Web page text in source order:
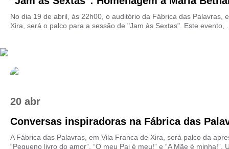
No dia 19 de abril, às 22h00, o auditório da Fábrica das Palavras,
Xira, será o palco para a sessão de "Jam às Sextas". Este evento,
20 abr
Conversas inspiradoras na Fábrica das
A Fábrica das Palavras, em Vila Franca de Xira, será palco da
“Pequeno livro do amor”, “O meu Pai é meu!” e “A Mãe é minha!”.